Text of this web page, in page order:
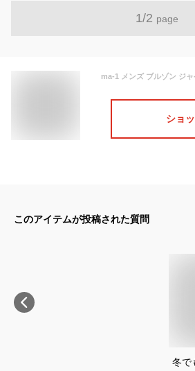
1/2 page
ショ
このアイテムが投稿された質問
冬で